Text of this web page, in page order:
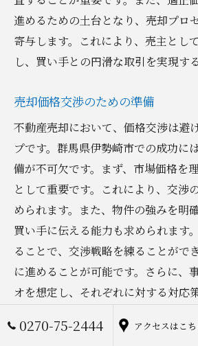
進めるための土台となり、売却プロ
寄与します。これにより、売主とし
し、買い手との円滑な取引を実現す
売却価格交渉のための準備
不動産売却において、価格交渉は避
プです。群馬県伊勢崎市での成功に
備が不可欠です。まず、市場価格を
として重要です。これにより、交渉
められます。また、物件の強みを明
買い手に伝える能力も求められます
ることで、交渉戦略を練ることがで
に進めることが可能です。さらに、
オを想定し、それぞれに対する対応
を怠らず、柔軟に対応することが、
0270-75-2444 アクセスはこち